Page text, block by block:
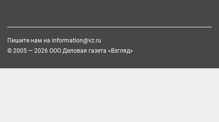
Пишите нам на information@vz.ru
© 2005 — 2026 ООО Деловая газета «Взгляд»